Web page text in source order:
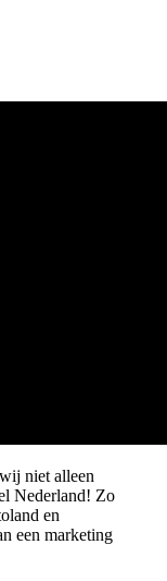
niet alleen
Nederland! Zo
en
een marketing